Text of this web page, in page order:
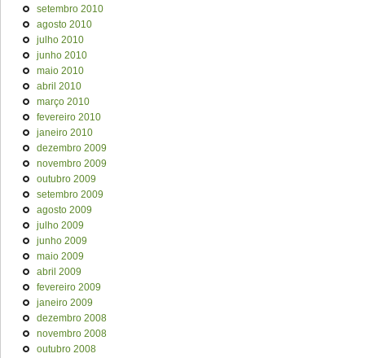
setembro 2010
agosto 2010
julho 2010
junho 2010
maio 2010
abril 2010
março 2010
fevereiro 2010
janeiro 2010
dezembro 2009
novembro 2009
outubro 2009
setembro 2009
agosto 2009
julho 2009
junho 2009
maio 2009
abril 2009
fevereiro 2009
janeiro 2009
dezembro 2008
novembro 2008
outubro 2008